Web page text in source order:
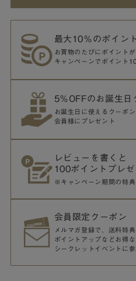
最大10％のポイン
お買物のたびにポイントが
キャンペーンでポイント
5％OFFのお誕生日
お誕生日に使えるクーポン
会員様にプレゼント
レビューを書くと
100ポイントプレゼ
※キャンペーン期間の特典
会員限定クーポン
メルマガ登録で、送料特典
ポイントアップなどお得な
シークレットイベントに